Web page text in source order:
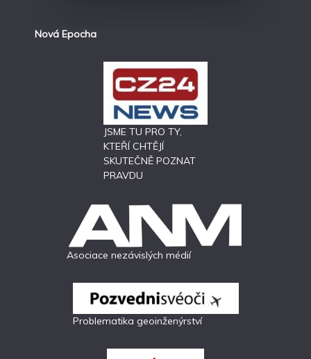
Nová Epocha
JSME TU PRO TY,
KTEŘÍ CHTĚJÍ
SKUTEČNĚ POZNAT
PRAVDU
Asociace nezávislých médií
Problematika geoinženýrství